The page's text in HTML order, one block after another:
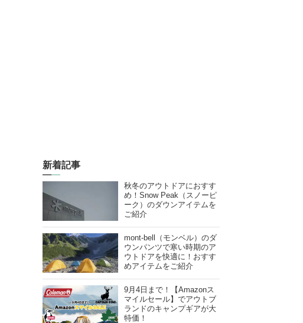
新着記事
秋冬のアウトドアにおすす
め！Snow Peak（スノーピ
ーク）のダウンアイテムを
ご紹介
mont-bell（モンベル）のダ
ウンパンツで寒い時期のア
ウトドアを快適に！おすす
めアイテムをご紹介
9月4日まで！【Amazonス
マイルセール】でアウトブ
ランドのキャンプギアが大
特価！